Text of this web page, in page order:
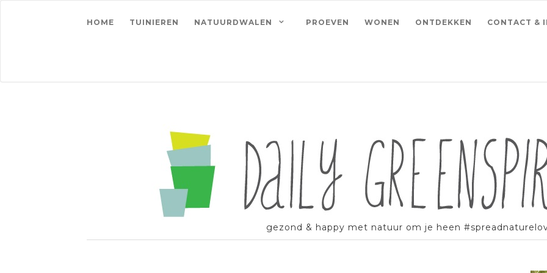
HOME TUINIEREN NATUURDWALEN PROEVEN WONEN ONTDEKKEN CONTACT &
gezond & happy met natuur om je heen